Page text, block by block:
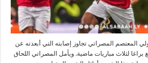
المعتصم المصراتي تجاوز إصابته التي أبعدته عن
براغا لثلاث مباريات ماضية. ويأمل المصراتي اللحاق